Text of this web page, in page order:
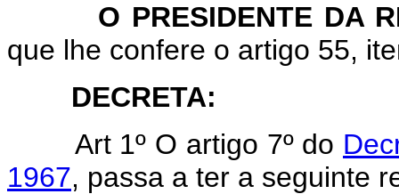
O PRESIDENTE DA
que lhe confere o artigo 55,
DECRETA:
Art 1º O artigo 7º do
1967, passa a ter a seguinte